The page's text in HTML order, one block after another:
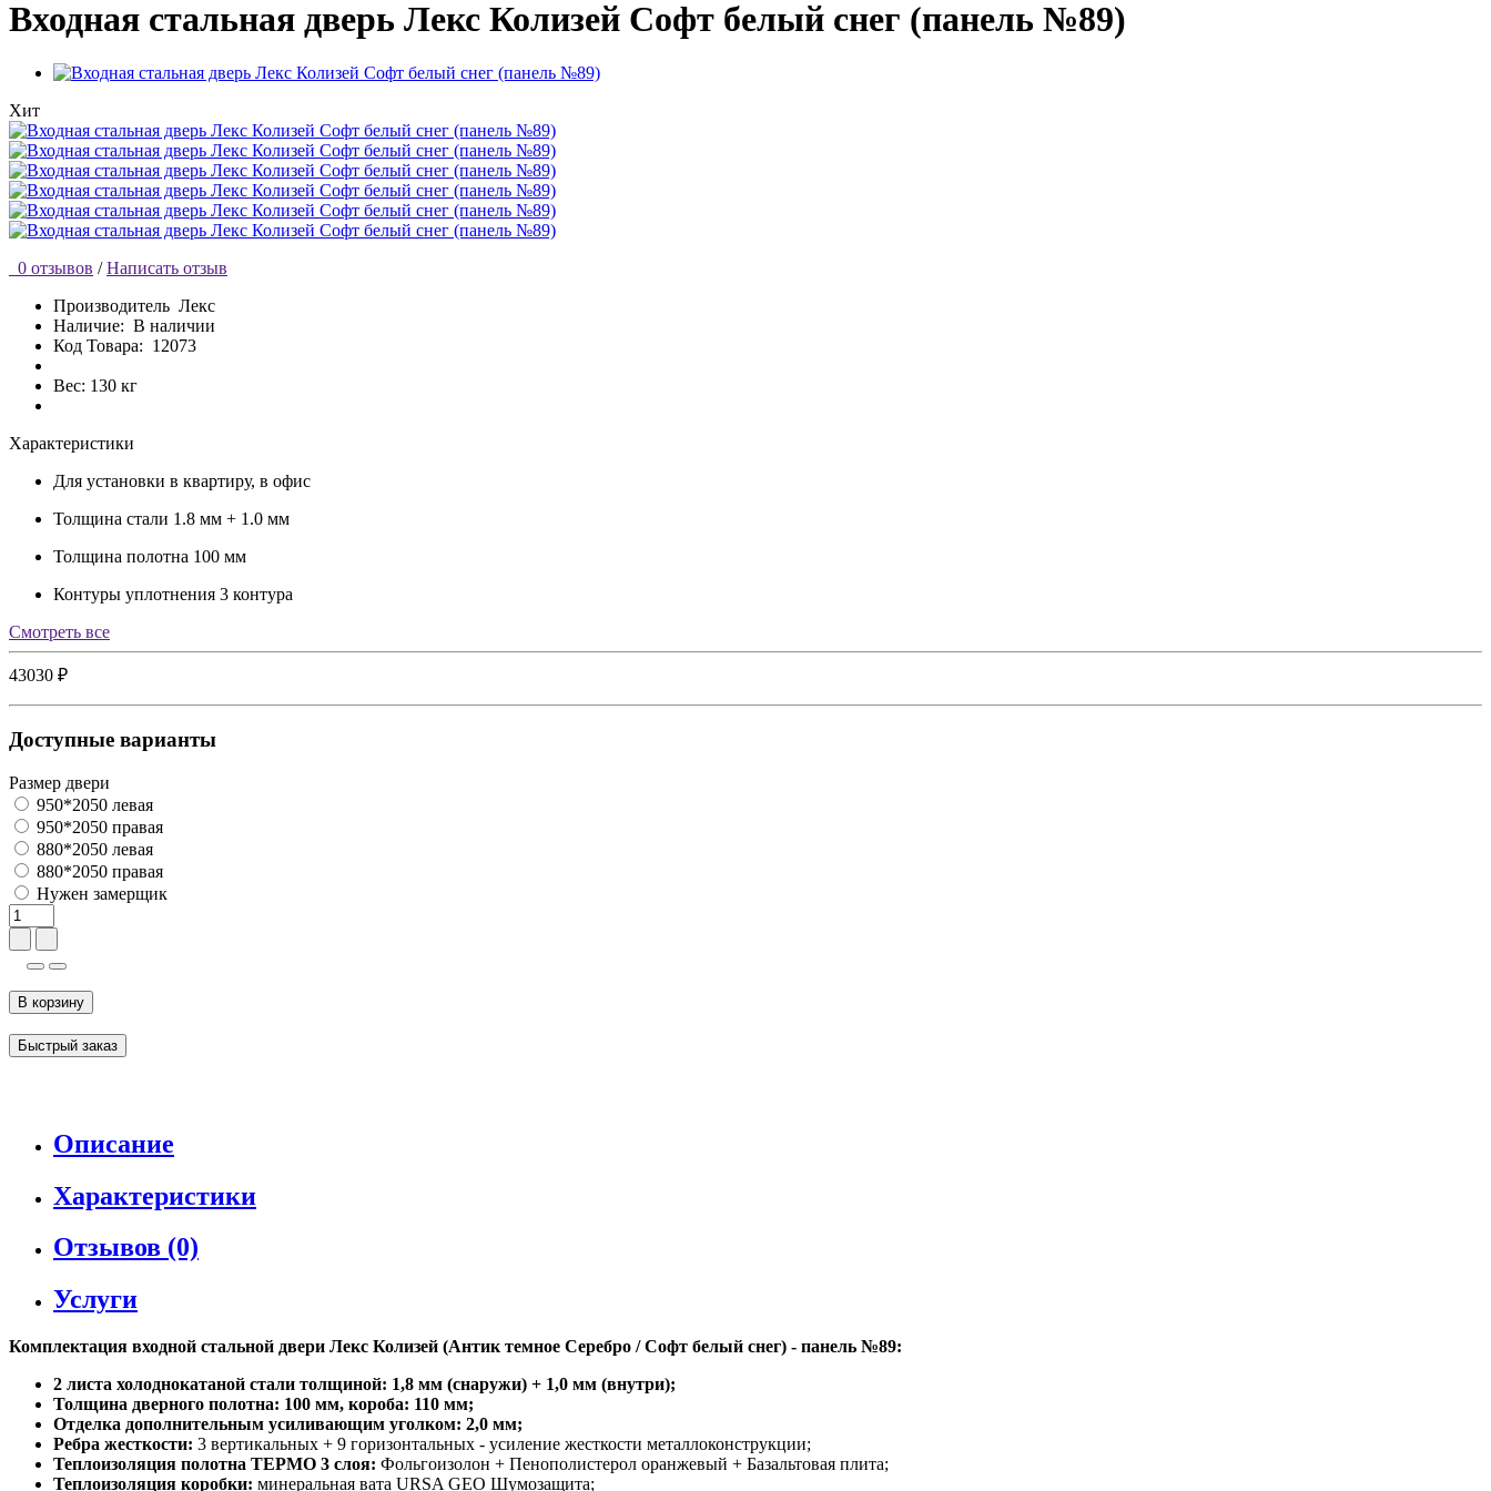
Входная стальная дверь Лекс Колизей Софт белый снег (панель №89)
Хит
0 отзывов / Написать отзыв
Производитель Лекс
Наличие: В наличии
Код Товара: 12073
Вес: 130 кг
Характеристики
Для установки в квартиру, в офис
Толщина стали 1.8 мм + 1.0 мм
Толщина полотна 100 мм
Контуры уплотнения 3 контура
Cмотреть все
43030 ₽
Доступные варианты
Размер двери
950*2050 левая
950*2050 правая
880*2050 левая
880*2050 правая
Нужен замерщик
В корзину
Быстрый заказ
Описание
Характеристики
Отзывов (0)
Услуги
Комплектация входной стальной двери Лекс Колизей (Антик темное Серебро / Софт белый снег) - панель №89:
2 листа холоднокатаной стали толщиной: 1,8 мм (снаружи) + 1,0 мм (внутри);
Толщина дверного полотна: 100 мм, короба: 110 мм;
Отделка дополнительным усиливающим уголком: 2,0 мм;
Ребра жесткости: 3 вертикальных + 9 горизонтальных - усиление жесткости металлоконструкции;
Теплоизоляция полотна ТЕРМО 3 слоя: Фольгоизолон + Пенополистерол оранжевый + Базальтовая плита;
Теплоизоляция коробки: минеральная вата URSA GEO Шумозащита;